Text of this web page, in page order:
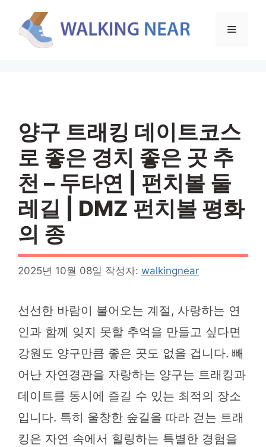
메
양구 트래킹 데이트코스
로 좋은 경치 좋은 곳 추
천 – 두타연 | 펀치볼 둘
레길 | DMZ 펀치볼 평화
의 종
2025년 10월 08일 작성자: walkingnear
선선한 바람이 불어오는 계절, 사랑하는 연
인과 함께 잊지 못할 추억을 만들고 싶다면
강원도 양구만큼 좋은 곳도 없을 겁니다. 빼
어난 자연경관을 자랑하는 양구는 트래킹과
데이트를 동시에 즐길 수 있는 최적의 장소
입니다. 특히 울창한 숲길을 따라 걷는 트래
킹은 자연 속에서 힐링하는 특별한 경험을